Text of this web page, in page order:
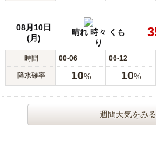
08月10日
(月)
晴れ 時々 くも
り
時間 00-06 06-12
降水確率 10% 10%
週間天気をみる